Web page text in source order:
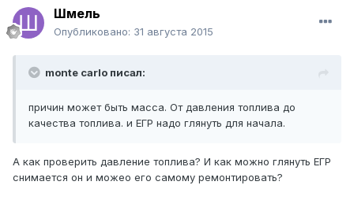
Шмель
Опубликовано: 31 августа 2015
monte carlo писал:
причин может быть масса. От давления топлива до
качества топлива. и ЕГР надо глянуть для начала.
А как проверить давление топлива? И как можно глянуть ЕГР
снимается он и можео его самому ремонтировать?